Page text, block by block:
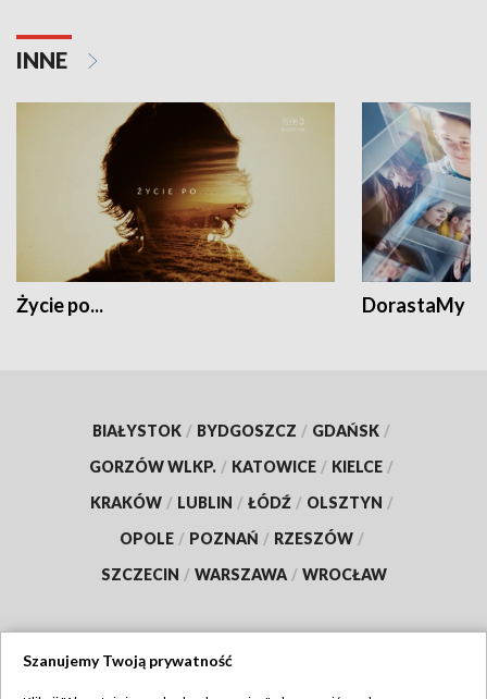
INNE
Życie po... DorastaMy
BIAŁYSTOK / BYDGOSZCZ / GDAŃSK /
GORZÓW WLKP. / KATOWICE / KIELCE /
KRAKÓW / LUBLIN / ŁÓDŹ / OLSZTYN /
OPOLE / POZNAŃ / RZESZÓW /
SZCZECIN / WARSZAWA / WROCŁAW
Szanujemy Twoją prywatność